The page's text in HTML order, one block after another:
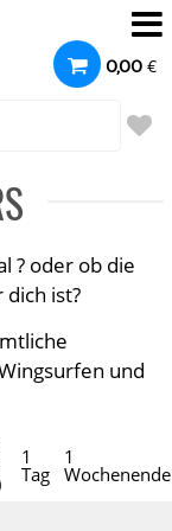
0,00 €
? oder ob die
ist?
und
1
Tag
1
Wochenende